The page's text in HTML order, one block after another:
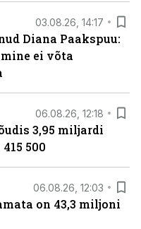
03.08.26, 14:17
Diana Paakspuu:
ei võta
06.08.26, 12:18
3,95 miljardi
500
06.08.26, 12:03
on 43,3 miljoni